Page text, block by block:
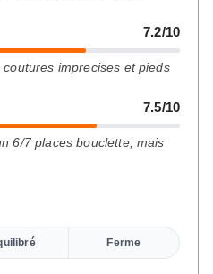
7.2/10
imprecises et pieds
7.5/10
6/7 places bouclette, mais
Ferme